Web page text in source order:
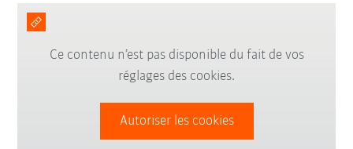
Ce contenu n’est pas disponible du fait de vos
réglages des cookies.
Autoriser les cookies